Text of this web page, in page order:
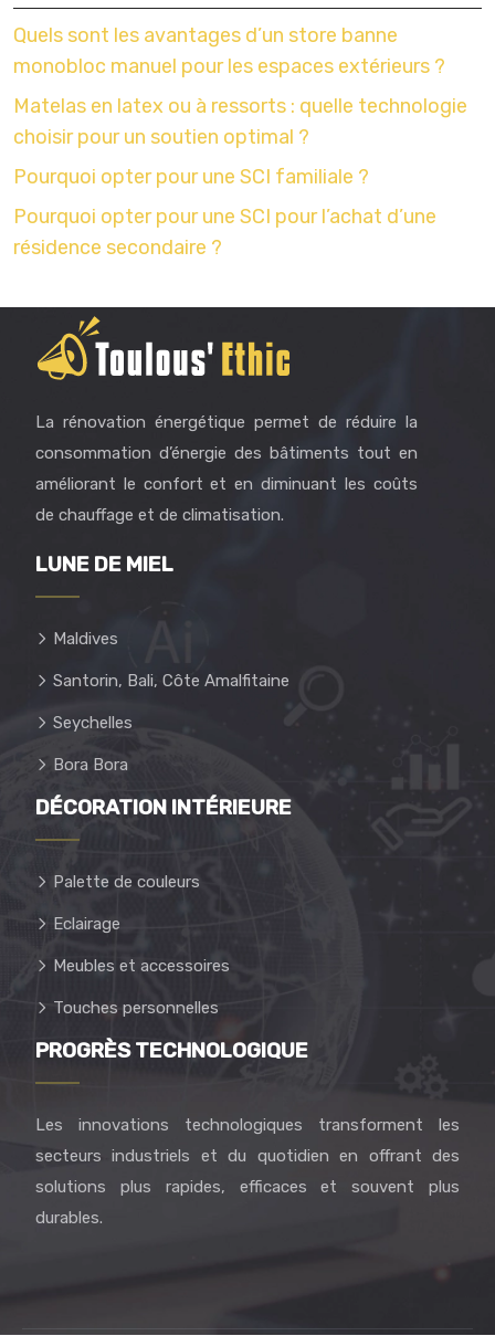
Quels sont les avantages d’un store banne
monobloc manuel pour les espaces extérieurs ?
Matelas en latex ou à ressorts : quelle technologie
choisir pour un soutien optimal ?
Pourquoi opter pour une SCI familiale ?
Pourquoi opter pour une SCI pour l’achat d’une
résidence secondaire ?
La rénovation énergétique permet de réduire la
consommation d’énergie des bâtiments tout en
améliorant le confort et en diminuant les coûts
de chauffage et de climatisation.
LUNE DE MIEL
Maldives
Santorin, Bali, Côte Amalfitaine
Seychelles
Bora Bora
DÉCORATION INTÉRIEURE
Palette de couleurs
Eclairage
Meubles et accessoires
Touches personnelles
PROGRÈS TECHNOLOGIQUE
Les innovations technologiques transforment les
secteurs industriels et du quotidien en offrant des
solutions plus rapides, efficaces et souvent plus
durables.